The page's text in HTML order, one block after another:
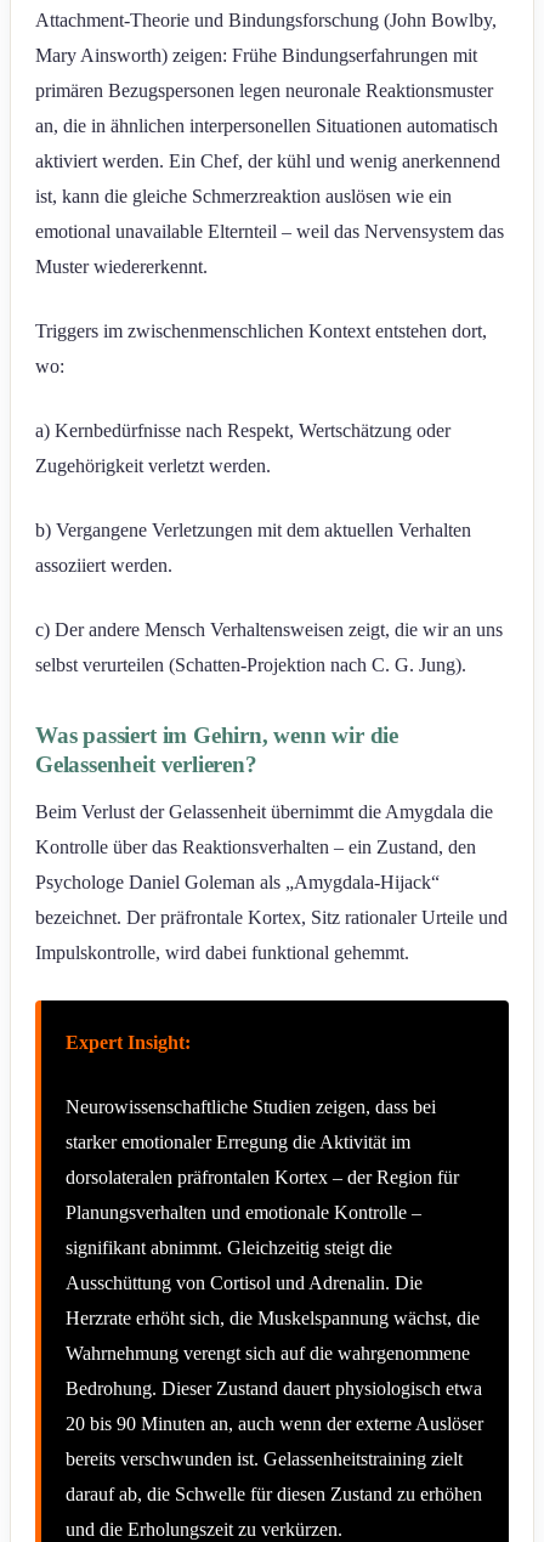
Attachment-Theorie und Bindungsforschung (John Bowlby,
Mary Ainsworth) zeigen: Frühe Bindungserfahrungen mit
primären Bezugspersonen legen neuronale Reaktionsmuster
an, die in ähnlichen interpersonellen Situationen automatisch
aktiviert werden. Ein Chef, der kühl und wenig anerkennend
ist, kann die gleiche Schmerzreaktion auslösen wie ein
emotional unavailable Elternteil – weil das Nervensystem das
Muster wiedererkennt.
Triggers im zwischenmenschlichen Kontext entstehen dort,
wo:
a) Kernbedürfnisse nach Respekt, Wertschätzung oder
Zugehörigkeit verletzt werden.
b) Vergangene Verletzungen mit dem aktuellen Verhalten
assoziiert werden.
c) Der andere Mensch Verhaltensweisen zeigt, die wir an uns
selbst verurteilen (Schatten-Projektion nach C. G. Jung).
Was passiert im Gehirn, wenn wir die
Gelassenheit verlieren?
Beim Verlust der Gelassenheit übernimmt die Amygdala die
Kontrolle über das Reaktionsverhalten – ein Zustand, den
Psychologe Daniel Goleman als „Amygdala-Hijack“
bezeichnet. Der präfrontale Kortex, Sitz rationaler Urteile und
Impulskontrolle, wird dabei funktional gehemmt.
Expert Insight:
Neurowissenschaftliche Studien zeigen, dass bei
starker emotionaler Erregung die Aktivität im
dorsolateralen präfrontalen Kortex – der Region für
Planungsverhalten und emotionale Kontrolle –
signifikant abnimmt. Gleichzeitig steigt die
Ausschüttung von Cortisol und Adrenalin. Die
Herzrate erhöht sich, die Muskelspannung wächst, die
Wahrnehmung verengt sich auf die wahrgenommene
Bedrohung. Dieser Zustand dauert physiologisch etwa
20 bis 90 Minuten an, auch wenn der externe Auslöser
bereits verschwunden ist. Gelassenheitstraining zielt
darauf ab, die Schwelle für diesen Zustand zu erhöhen
und die Erholungszeit zu verkürzen.